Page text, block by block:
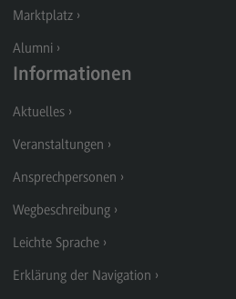
Kontakt
Finance
Finance
Modulangebot
Berufsperspektiven
Kontakt
General Business Management
General Business Management
Modulangebot
Marktplatz
Alumni
Informationen
Aktuelles
Veranstaltungen
Ansprechpersonen
Wegbeschreibung
Leichte Sprache
Erklärung der Navigation